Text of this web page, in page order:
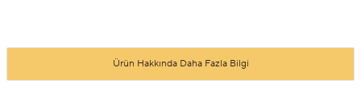
Ürün Hakkında Daha Fazla Bilgi